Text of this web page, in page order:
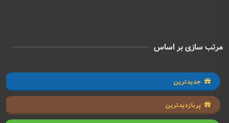
مرتب سازی بر اساس
جدیدترین
پربازدیدترین